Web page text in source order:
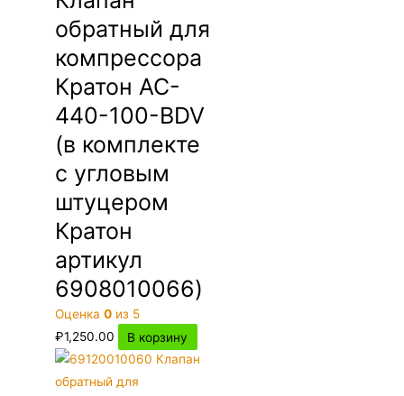
обратный для
компрессора
Кратон AC-
440-100-BDV
(в комплекте
с угловым
штуцером
Кратон
артикул
6908010066)
Оценка0 из 5
₽1,250.00 В корзину